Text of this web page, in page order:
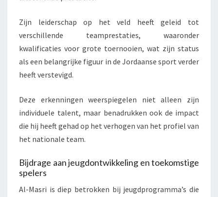
Zijn leiderschap op het veld heeft geleid tot
verschillende teamprestaties, waaronder
kwalificaties voor grote toernooien, wat zijn status
als een belangrijke figuur in de Jordaanse sport verder
heeft verstevigd.
Deze erkenningen weerspiegelen niet alleen zijn
individuele talent, maar benadrukken ook de impact
die hij heeft gehad op het verhogen van het profiel van
het nationale team.
Bijdrage aan jeugdontwikkeling en toekomstige
spelers
Al-Masri is diep betrokken bij jeugdprogramma’s die